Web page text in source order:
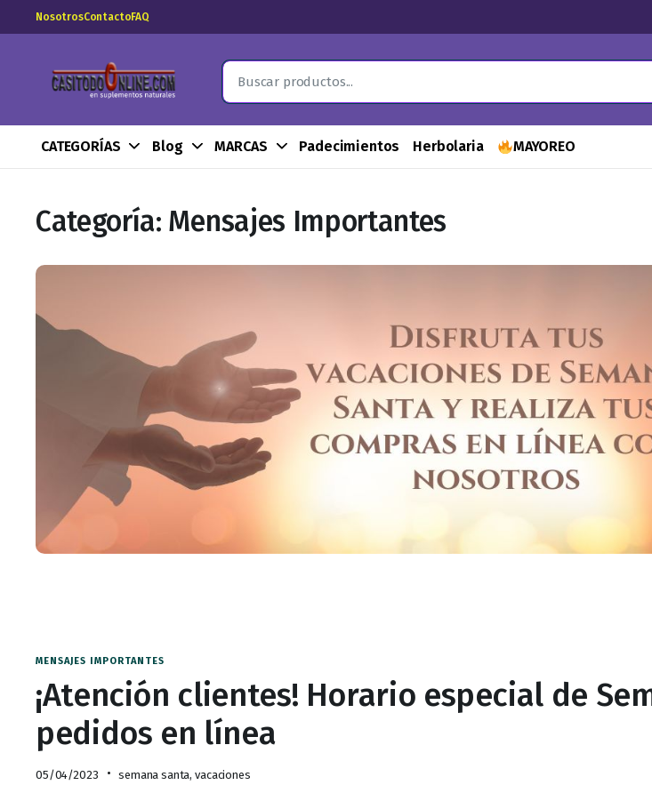
NosotrosContactoFAQ
CATEGORÍAS Blog MARCAS Padecimientos Herbolaria MAYOREO
Categoría: Mensajes Importantes
MENSAJES IMPORTANTES
¡Atención clientes! Horario especial de
pedidos en línea
05/04/2023 semana santa, vacaciones